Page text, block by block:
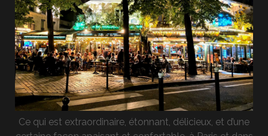
Ce qui est extraordinaire, étonnant, délicieux, et d’une